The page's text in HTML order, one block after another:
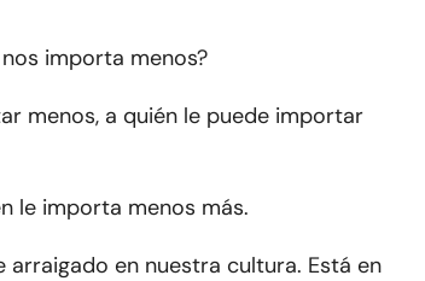
importa menos?
menos, a quién le puede importar
le importa menos más.
en nuestra cultura. Está en